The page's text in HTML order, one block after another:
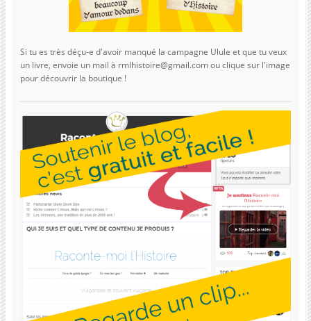
Si tu es très déçu-e d'avoir manqué la campagne Ulule et que tu veux
un livre, envoie un mail à rmlhistoire@gmail.com ou clique sur l'image
pour découvrir la boutique !